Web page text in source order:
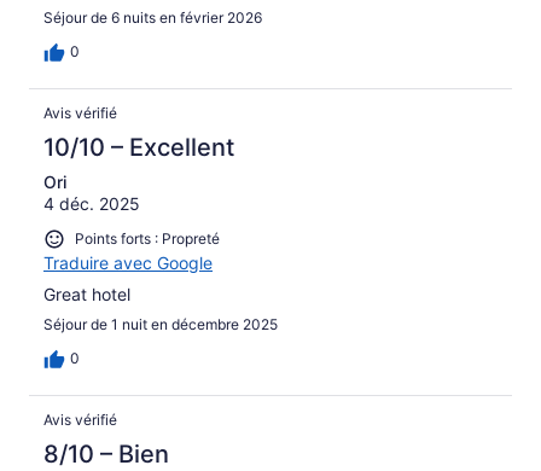
Séjour de 6 nuits en février 2026
0
Avis vérifié
10/10 – Excellent
Ori
4 déc. 2025
Points forts : Propreté
Traduire avec Google
Great hotel
Séjour de 1 nuit en décembre 2025
0
Avis vérifié
8/10 – Bien